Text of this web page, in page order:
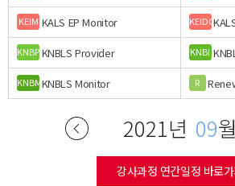
KEIM KALS EP Monitor KEIDC
KNBPKNBLS Provider KNBI
KNBMKNBLS Monitor R
2021년 09월
강사과정 연간일정 바로가